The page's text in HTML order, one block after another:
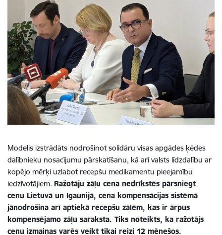
Modelis izstrādāts nodrošinot solidāru visas apgādes ķēdes
dalībnieku nosacījumu pārskatīšanu, kā arī valsts līdzdalību ar
kopējo mērķi uzlabot recepšu medikamentu pieejamību
iedzīvotājiem. Ražotāju zāļu cena nedrīkstēs pārsniegt
cenu Lietuvā un Igaunijā, cena kompensācijas sistēmā
jānodrošina arī aptiekā recepšu zālēm, kas ir ārpus
kompensējamo zāļu saraksta. Tiks noteikts, ka ražotājs
cenu izmaiņas varēs veikt tikai reizi 12 mēnešos.